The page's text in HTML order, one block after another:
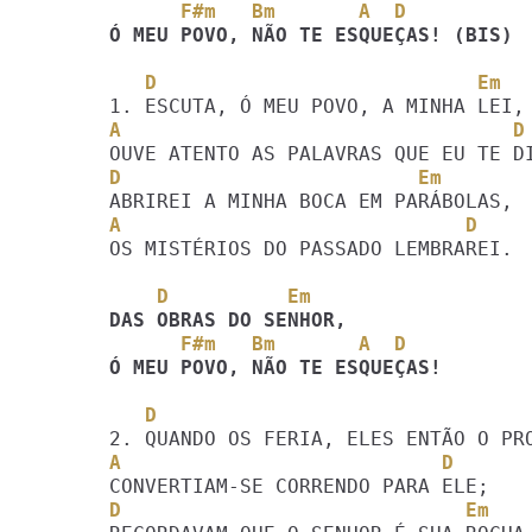
      F#m   Bm       A  D
Ó MEU POVO, NÃO TE ESQUEÇAS! (BIS)
   D                           Em
A                                 D
D                         Em
A                             D
OS MISTÉRIOS DO PASSADO LEMBRAREI.
    D          Em
      F#m   Bm       A  D
Ó MEU POVO, NÃO TE ESQUEÇAS!
D
A                           D
D                             Em